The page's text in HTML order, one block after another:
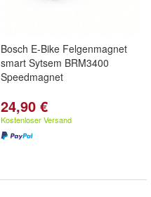
Bosch E-Bike Felgenmagnet
smart Sytsem BRM3400
Speedmagnet
24,90 €
Kostenloser Versand